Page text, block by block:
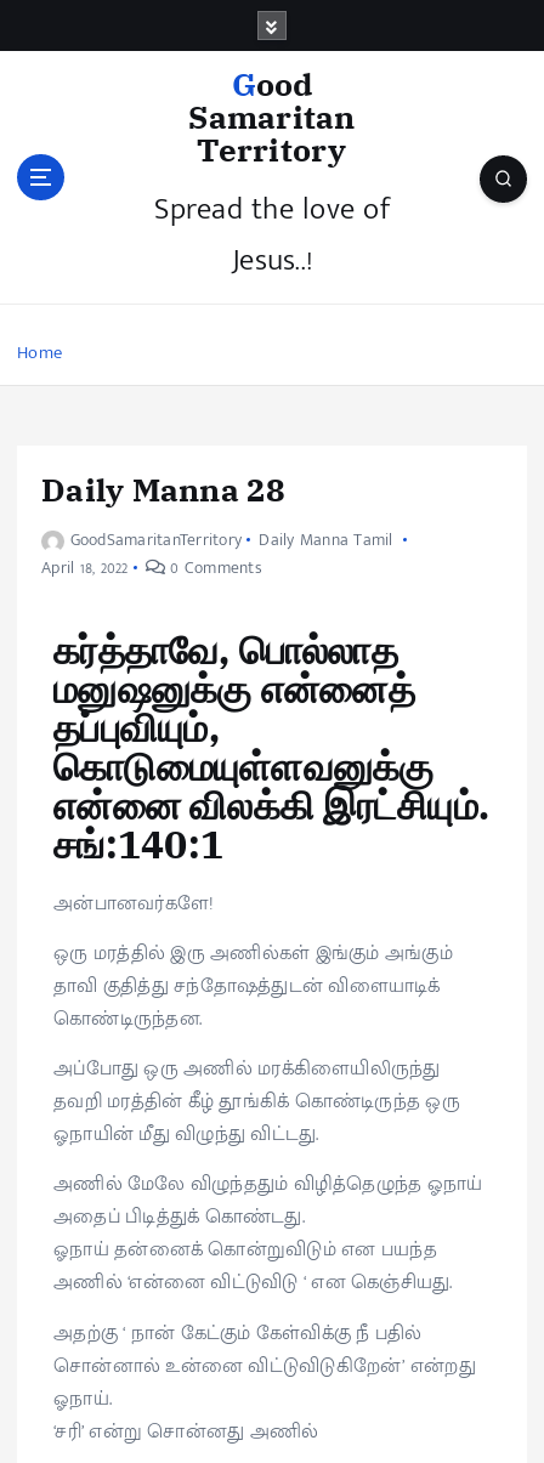
Good
Samaritan
Territory
Spread the love of
Jesus..!
Home
Daily Manna 28
GoodSamaritanTerritory
Daily Manna Tamil
April 18, 2022
0 Comments
கர்த்தாவே, பொல்லாத
மனுஷனுக்கு என்னைத்
தப்புவியும்,
கொடுமையுள்ளவனுக்கு
என்னை விலக்கி இரட்சியும்.
சங்:140:1
அன்பானவர்களே!
ஒரு மரத்தில் இரு அணில்கள் இங்கும் அங்கும்
தாவி குதித்து சந்தோஷத்துடன் விளையாடிக்
கொண்டிருந்தன.
அப்போது ஒரு அணில் மரக்கிளையிலிருந்து
தவறி மரத்தின் கீழ் தூங்கிக் கொண்டிருந்த ஒரு
ஓநாயின் மீது விழுந்து விட்டது.
அணில் மேலே விழுந்ததும் விழித்தெழுந்த ஓநாய்
அதைப் பிடித்துக் கொண்டது.
ஓநாய் தன்னைக் கொன்றுவிடும் என பயந்த
அணில் ‘என்னை விட்டுவிடு ‘ என கெஞ்சியது.
அதற்கு ‘ நான் கேட்கும் கேள்விக்கு நீ பதில்
சொன்னால் உன்னை விட்டுவிடுகிறேன்’ என்றது
ஓநாய்.
‘சரி’ என்று சொன்னது அணில்